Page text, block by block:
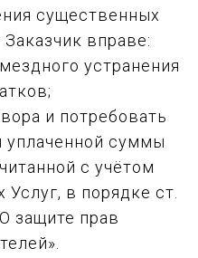
существенных
вправе:
устранения
и потребовать
уплаченной суммы
с учётом
в порядке ст.
защите прав